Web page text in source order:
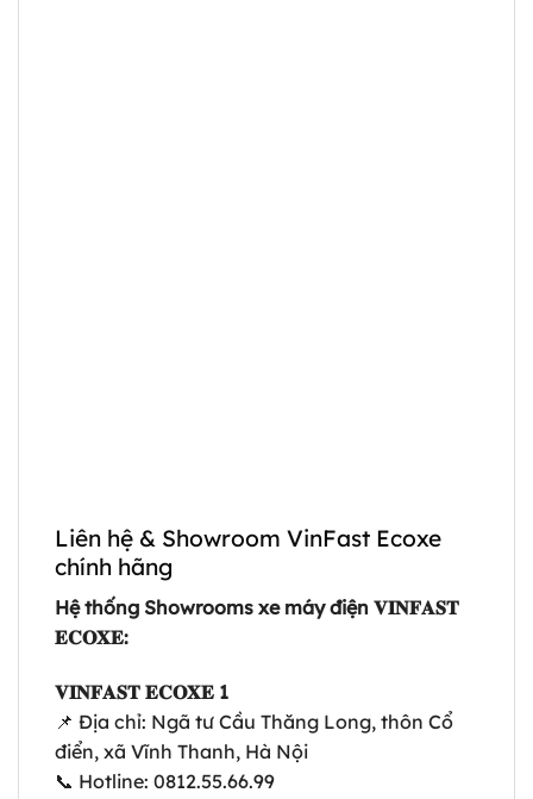
Liên hệ & Showroom VinFast Ecoxe
chính hãng
Hệ thống Showrooms xe máy điện 𝐕𝐈𝐍𝐅𝐀𝐒𝐓
𝐄𝐂𝐎𝐗𝐄:
𝐕𝐈𝐍𝐅𝐀𝐒𝐓 𝐄𝐂𝐎𝐗𝐄 1
📌 Địa chỉ: Ngã tư Cầu Thăng Long, thôn Cổ
điển, xã Vĩnh Thanh, Hà Nội
📞 Hotline: 0812.55.66.99